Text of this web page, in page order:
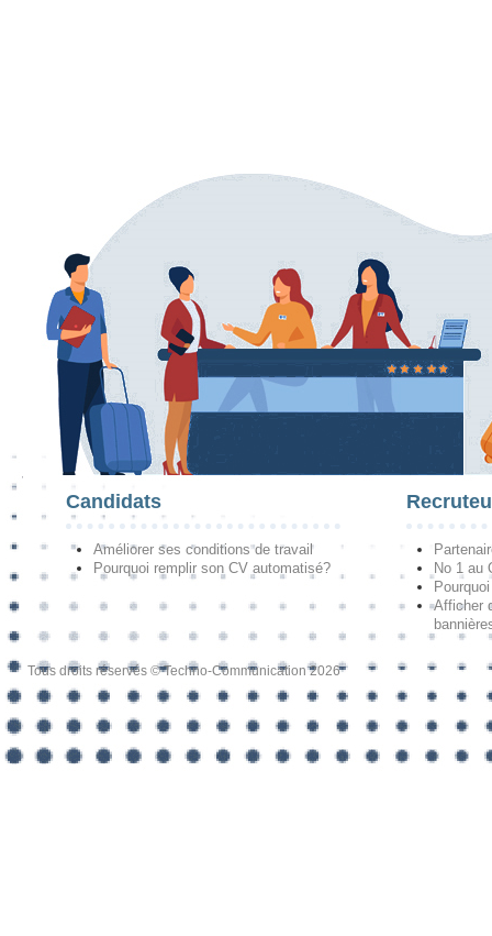
Candidats
Améliorer ses conditions de travail
Pourquoi remplir son CV automatisé?
No 1 au
Afficher
Tous droits réservés © Techno-Communication 2026